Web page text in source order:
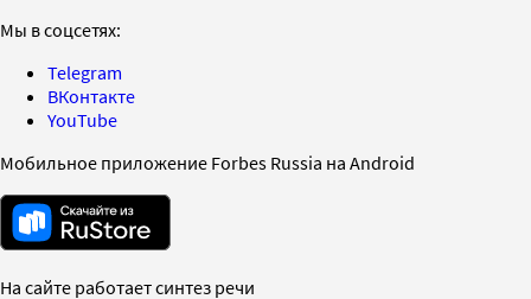
Мы в соцсетях:
Telegram
ВКонтакте
YouTube
Мобильное приложение Forbes Russia на Android
На сайте работает синтез речи